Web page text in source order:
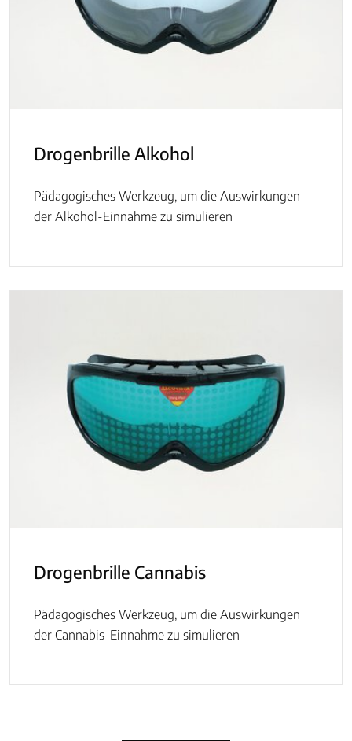
Drogenbrille Alkohol
Pädagogisches Werkzeug, um die Auswirkungen
der Alkohol-Einnahme zu simulieren
Drogenbrille Cannabis
Pädagogisches Werkzeug, um die Auswirkungen
der Cannabis-Einnahme zu simulieren